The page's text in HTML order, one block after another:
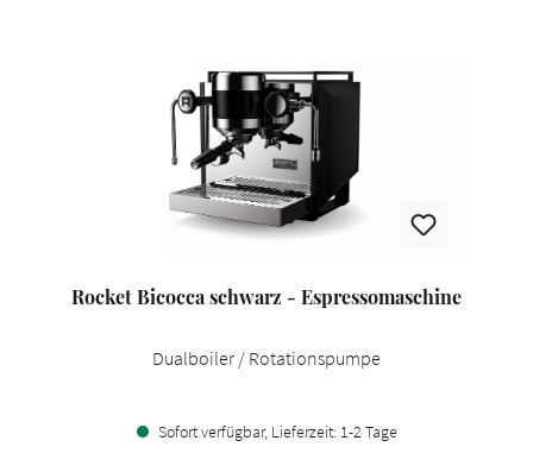
Rocket Bicocca schwarz - Espressomaschine
Dualboiler / Rotationspumpe
Sofort verfügbar, Lieferzeit: 1-2 Tage